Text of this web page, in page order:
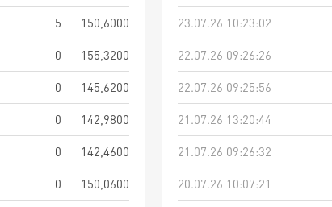
5
150,6000
0
155,3200
0
145,6200
0
142,9800
0
142,4600
0
150,0600
23.07.26 10:23:02
22.07.26 09:26:26
22.07.26 09:25:56
21.07.26 13:20:44
21.07.26 09:26:32
20.07.26 10:07:21